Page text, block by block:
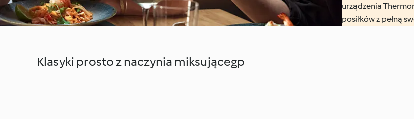
urządzenia
posiłków z pełną
Klasyki prosto z naczynia miksującegp